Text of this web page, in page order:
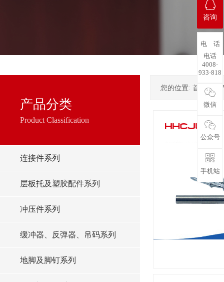
产品分类
Product Classification
连接件系列
层板托及塑胶配件系列
冲压件系列
缓冲器、反弹器、吊码系列
地脚及脚钉系列
您的位置: 首页->
咨询
电 话
电话
4008-
933-818
微信
公众号
手机站